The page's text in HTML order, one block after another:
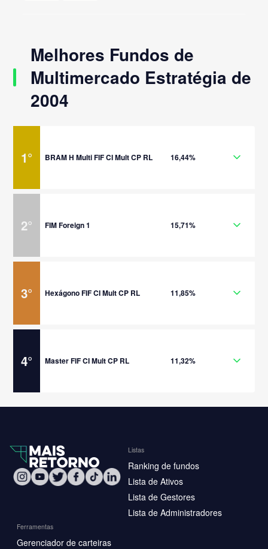
Melhores Fundos de
Multimercado Estratégia de
2004
1° BRAM H Multi FIF CI Mult CP RL 16,44%
2° FIM Foreign 1 15,71%
3° Hexágono FIF CI Mult CP RL 11,85%
4° Master FIF CI Mult CP RL 11,32%
Listas
Ranking de fundos
Lista de Ativos
Lista de Gestores
Lista de Administradores
Ferramentas
Gerenciador de carteiras